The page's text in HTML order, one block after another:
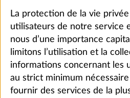
La protection de la vie privée
utilisateurs de notre service
nous d’une importance
limitons l’utilisation et la
informations concernant les
au strict minimum
fournir des services de la